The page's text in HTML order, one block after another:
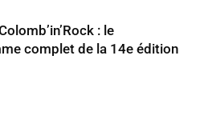
: le
complet de la 14e édition